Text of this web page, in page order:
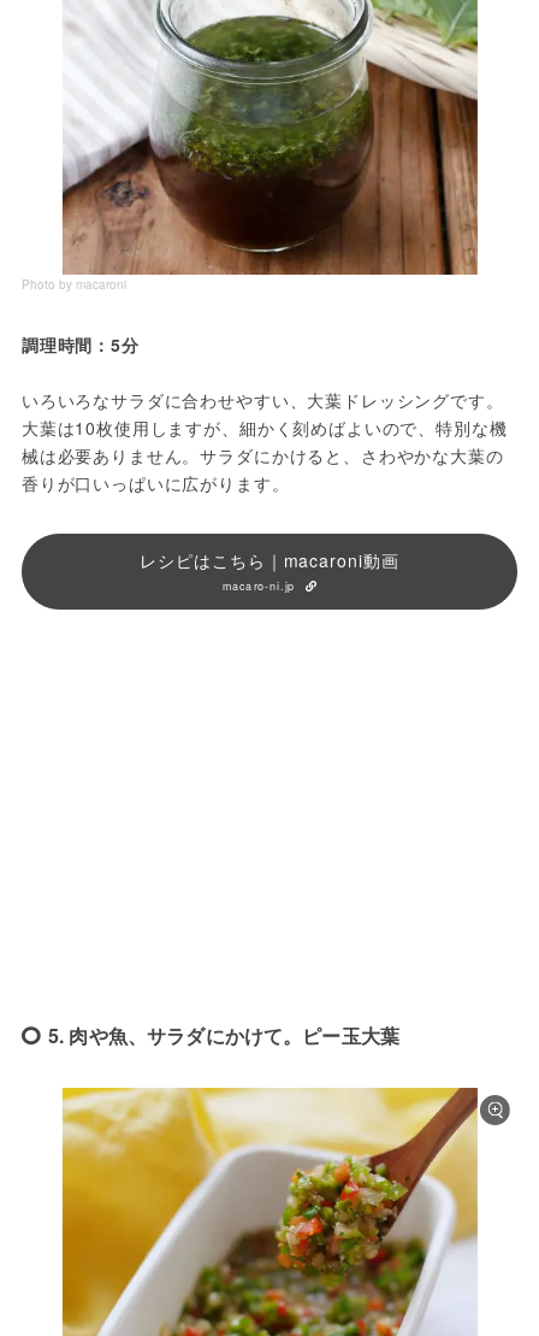
Photo by macaroni
調理時間：5分
いろいろなサラダに合わせやすい、大葉ドレッシングです。
大葉は10枚使用しますが、細かく刻めばよいので、特別な機
械は必要ありません。サラダにかけると、さわやかな大葉の
香りが口いっぱいに広がります。
レシピはこちら｜macaroni動画
macaro-ni.jp
5. 肉や魚、サラダにかけて。ピー玉大葉